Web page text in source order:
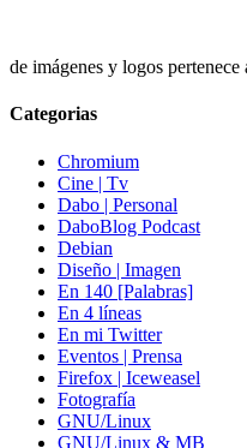
de imágenes y logos pertenece
Categorias
Chromium
Cine | Tv
Dabo | Personal
DaboBlog Podcast
Debian
Diseño | Imagen
En 140 [Palabras]
En 4 líneas
En mi Twitter
Eventos | Prensa
Firefox | Iceweasel
Fotografía
GNU/Linux
GNU/Linux & MB